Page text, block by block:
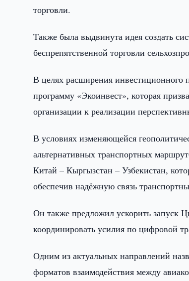
торговли.
Также была выдвинута идея создать
беспрепятственной торговли
В целях расширения инвестиционного
программу «Экоинвест», которая
организации к реализации
В условиях изменяющейся
альтернативных транспортных
Китай – Кыргызстан – Узбекистан,
обеспечив надёжную связь
Он также предложил ускорить запуск
координировать усилия по цифровой
Одним из актуальных направлений
форматов взаимодействия между